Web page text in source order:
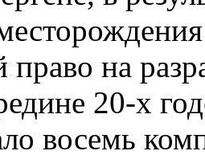
право на
20-х
восемь